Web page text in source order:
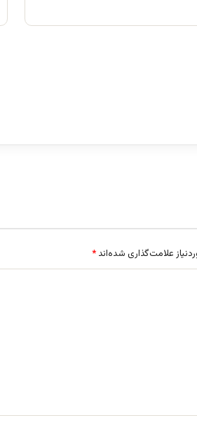
علامت‌گذاری شده‌اند *